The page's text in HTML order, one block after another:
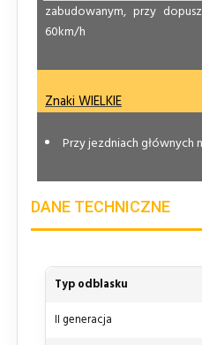
zabudowanym, przy
60km/h
Znaki WIELKIE
Przy jezdniach głównych
DANE TECHNICZNE
Typ odblasku
II generacja